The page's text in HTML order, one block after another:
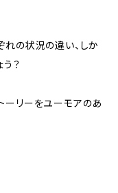
の状況の違い、しか
？
ーリーをユーモアのあ